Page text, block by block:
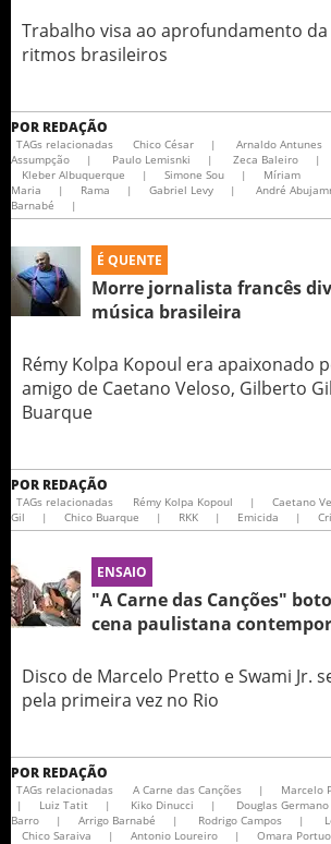
Trabalho visa ao aprofundamento
ritmos brasileiros
POR REDAÇÃO
TAGs relacionadas Chico César | Arnaldo Antunes
Assumpção
| Paulo Lemisnki | Zeca Baleiro |
Kleber Albuquerque
| Simone Sou |
Míriam
Maria
| Rama | Gabriel Levy | André
Barnabé
|
É QUENTE
Morre jornalista francês
música brasileira
Rémy Kolpa Kopoul era apaixonado
amigo de Caetano Veloso, Gilberto
Buarque
POR REDAÇÃO
TAGs relacionadas Rémy Kolpa Kopoul | Caetano
Gil
| Chico Buarque | RKK | Emicida |
ENSAIO
"A Carne das Canções"
cena paulistana
Disco de Marcelo Pretto e Swami Jr.
pela primeira vez no Rio
POR REDAÇÃO
TAGs relacionadas A Carne das Canções | Marcelo
|
Luiz Tatit | Kiko Dinucci | Douglas Germano
Barro
| Arrigo Barnabé | Rodrigo Campos |
Chico Saraiva
| Antonio Loureiro | Omara